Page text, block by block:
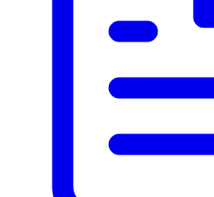
De aktiva substanserna är 25 mg
vattenfri kiseldioxid.